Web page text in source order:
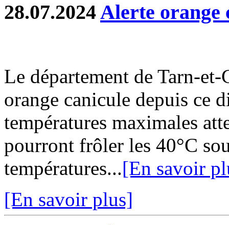
28.07.2024Alerte orange
Le département de Tarn-
orange canicule depuis ce
températures maximales
pourront frôler les 40°C
températures...[En savoir
[En savoir plus]